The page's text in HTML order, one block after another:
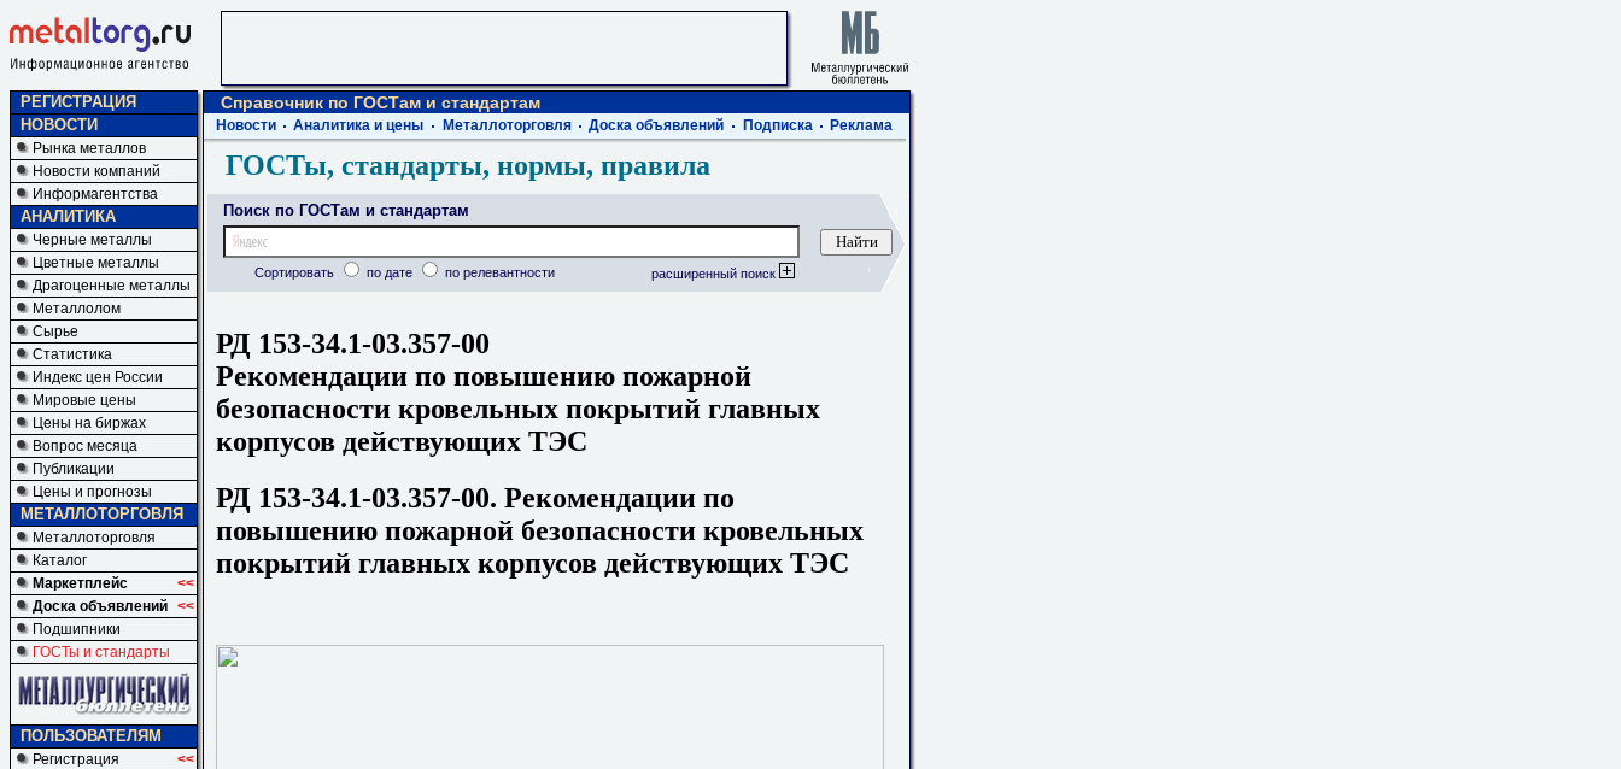
РЕГИСТРАЦИЯ
НОВОСТИ
Рынка металлов
Новости компаний
Информагентства
АНАЛИТИКА
Черные металлы
Цветные металлы
Драгоценные металлы
Металлолом
Сырье
Статистика
Индекс цен России
Мировые цены
Цены на биржах
Вопрос месяца
Публикации
Цены и прогнозы
МЕТАЛЛОТОРГОВЛЯ
Металлоторговля
Каталог
Маркетплейс
<<
Доска объявлений <<
Подшипники
ГОСТы и стандарты
ПОЛЬЗОВАТЕЛЯМ
Регистрация
<<
Справочник по ГОСТам и стандартам
Новости Аналитика и цены Металлоторговля Доска объявлений Подписка Реклама
ГОСТы, стандарты, нормы, правила
Поиск по ГОСТам и стандартам
Сортировать по дате по релевантности расширенный поиск
РД 153-34.1-03.357-00
Рекомендации по повышению пожарной
безопасности кровельных покрытий главных
корпусов действующих ТЭС
РД 153-34.1-03.357-00. Рекомендации по
повышению пожарной безопасности кровельных
покрытий главных корпусов действующих ТЭС